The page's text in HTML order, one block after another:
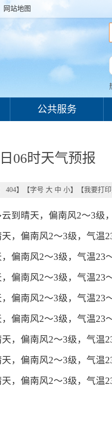
网站地图
公共服务
06时天气预报
404】【字号 大 中 小】【我要打印
到晴天，偏南风2～3级
，偏南风2～3级，气温
偏南风2～3级，气温23
偏南风2～3级，气温23
偏南风2～3级，气温23
偏南风2～3级，气温23
，偏南风2～3级，气温
，偏南风2～3级，气温
，偏南风2～3级，气温